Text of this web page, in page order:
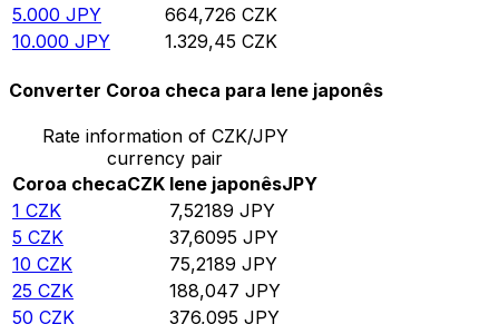
5.000 JPY 664,726 CZK
10.000 JPY 1.329,45 CZK
Converter Coroa checa para Iene japonês
Rate information of CZK/JPY
currency pair
Coroa checaCZK Iene japonêsJPY
1 CZK 7,52189 JPY
5 CZK 37,6095 JPY
10 CZK 75,2189 JPY
25 CZK 188,047 JPY
50 CZK 376,095 JPY